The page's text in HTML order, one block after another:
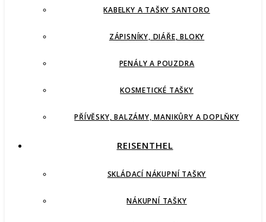
KABELKY A TAŠKY SANTORO
ZÁPISNÍKY, DIÁŘE, BLOKY
PENÁLY A POUZDRA
KOSMETICKÉ TAŠKY
PŘÍVĚSKY, BALZÁMY, MANIKŮRY A DOPLŇKY
REISENTHEL
SKLÁDACÍ NÁKUPNÍ TAŠKY
NÁKUPNÍ TAŠKY